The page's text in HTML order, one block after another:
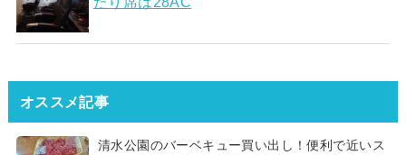
オススメ記事
清水公園のバーベキュー買い出し！便利で近いス